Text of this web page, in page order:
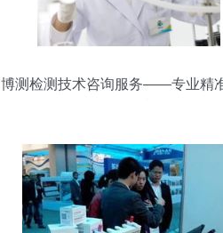
博测检测技术咨询服务——专业精